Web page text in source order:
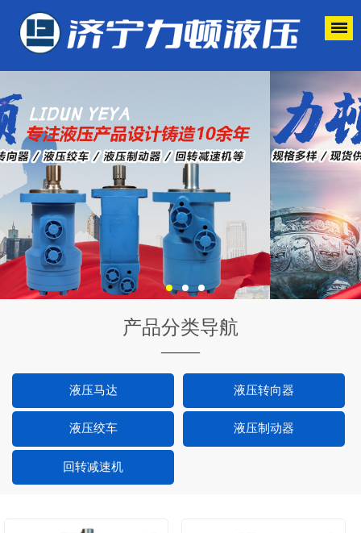
产品分类导航
——
液压马达 液压转向器
液压绞车 液压制动器
回转减速机